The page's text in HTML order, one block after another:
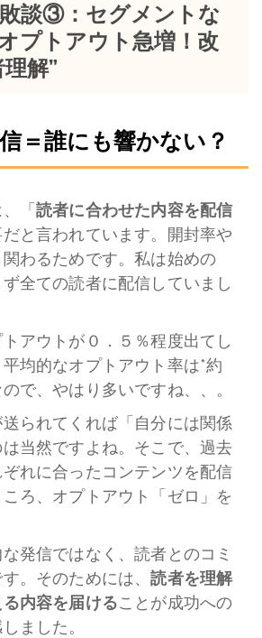
談③：セグメントな
プトアウト急増！改
解”
＝誰にも響かない？
「 読者に合わせた内容を配信
だと言われています。開封率や
わるためです。私は始めの
全ての読者に配信していまし
アウトが０．５％程度出てし
均的なオプトアウト率は*約
で、やはり多いですね、、。
られてくれば「自分には関係
当然ですよね。そこで、過去
れに合ったコンテンツを配信
ろ、オプトアウト「ゼロ」を
発信ではなく、読者とのコミ
。そのためには、読者を理解
内容を届けることが成功への
ました。